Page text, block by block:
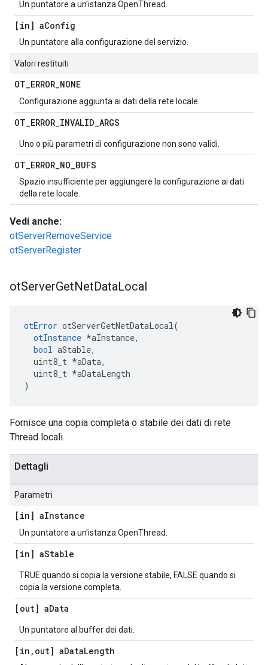
Un puntatore a un'istanza OpenThread.
[in] aConfig
Un puntatore alla configurazione del servizio.
Valori restituiti
OT_ERROR_NONE
Configurazione aggiunta ai dati della rete locale.
OT_ERROR_INVALID_ARGS
Uno o più parametri di configurazione non sono validi.
OT_ERROR_NO_BUFS
Spazio insufficiente per aggiungere la configurazione ai dati
della rete locale.
Vedi anche:
otServerRemoveService
otServerRegister
otServerGetNetDataLocal
otError otServerGetNetDataLocal(
otInstance *aInstance,
bool aStable,
uint8_t *aData,
uint8_t *aDataLength
)
Fornisce una copia completa o stabile dei dati di rete
Thread locali.
Dettagli
Parametri
[in] aInstance
Un puntatore a un'istanza OpenThread.
[in] aStable
TRUE quando si copia la versione stabile, FALSE quando si
copia la versione completa.
[out] aData
Un puntatore al buffer dei dati.
[in , out] aDataLength